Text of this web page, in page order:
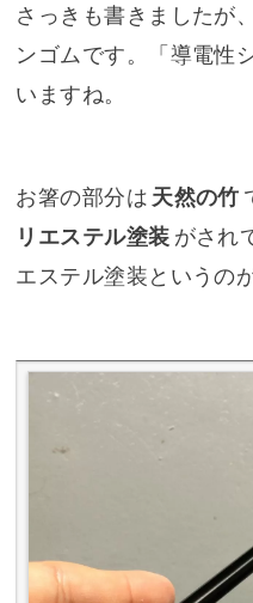
さっきも書きましたが
ンゴムです。「導電性
いますね。
お箸の部分は 天然の竹
リエステル塗装 がされ
エステル塗装というの